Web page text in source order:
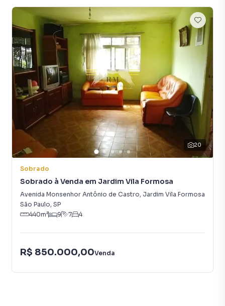
20
Sobrado
Sobrado à Venda em Jardim Vila Formosa
Avenida Monsenhor Antônio de Castro, Jardim Vila Formosa
São Paulo, SP
440m² 9 7 4
R$ 850.000,00Venda